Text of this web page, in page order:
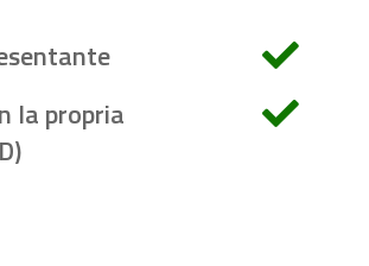
la propria